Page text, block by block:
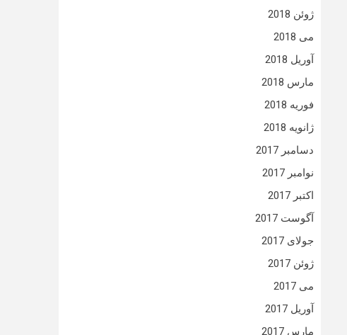
ژوئن 2018
می 2018
آوریل 2018
مارس 2018
فوریه 2018
ژانویه 2018
دسامبر 2017
نوامبر 2017
اکتبر 2017
آگوست 2017
جولای 2017
ژوئن 2017
می 2017
آوریل 2017
مارس 2017